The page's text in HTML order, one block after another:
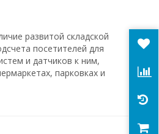
развитой складской
посетителей для
и датчиков к ним,
парковках и